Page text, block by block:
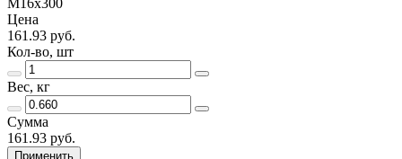
Цена
161.93 руб.
Кол-во, шт
Вес, кг
Сумма
161.93 руб.
Применить